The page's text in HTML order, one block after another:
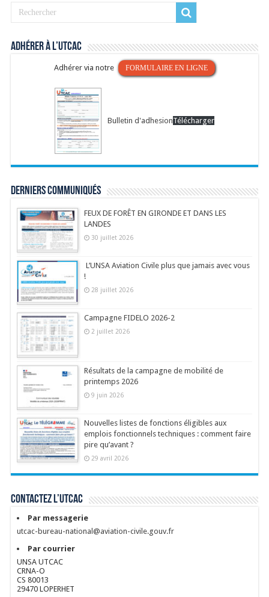
Adhérer à l’UTCAC
Adhérer via notre FORMULAIRE EN LIGNE
Bulletin d'adhesionTélécharger
Derniers communiqués
FEUX DE FORÊT EN GIRONDE ET DANS LES
LANDES
30 juillet 2026
L’UNSA Aviation Civile plus que jamais avec vous
!
28 juillet 2026
Campagne FIDELO 2026-2
2 juillet 2026
Résultats de la campagne de mobilité de
printemps 2026
9 juin 2026
Nouvelles listes de fonctions éligibles aux
emplois fonctionnels techniques : comment faire
pire qu’avant ?
29 avril 2026
Contactez l’UTCAC
Par messagerie
utcac-bureau-national@aviation-civile.gouv.fr
Par courrier
UNSA UTCAC
CRNA-O
CS 80013
29470 LOPERHET